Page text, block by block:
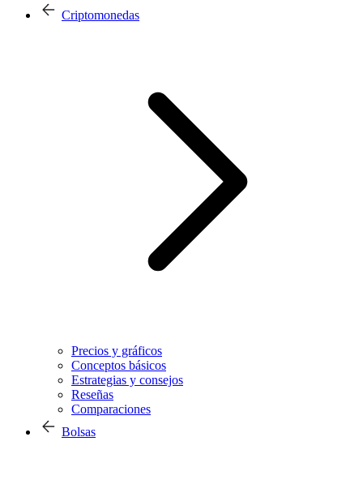
Criptomonedas
Precios y gráficos
Conceptos básicos
Estrategias y consejos
Reseñas
Comparaciones
Bolsas